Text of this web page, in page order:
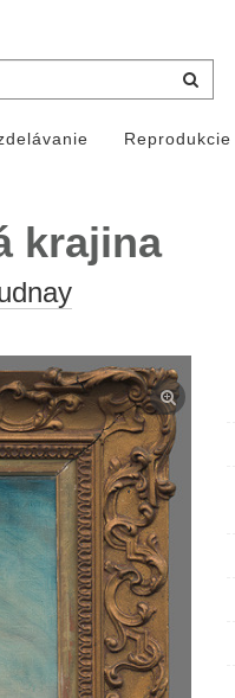
Reprodukcie
krajina